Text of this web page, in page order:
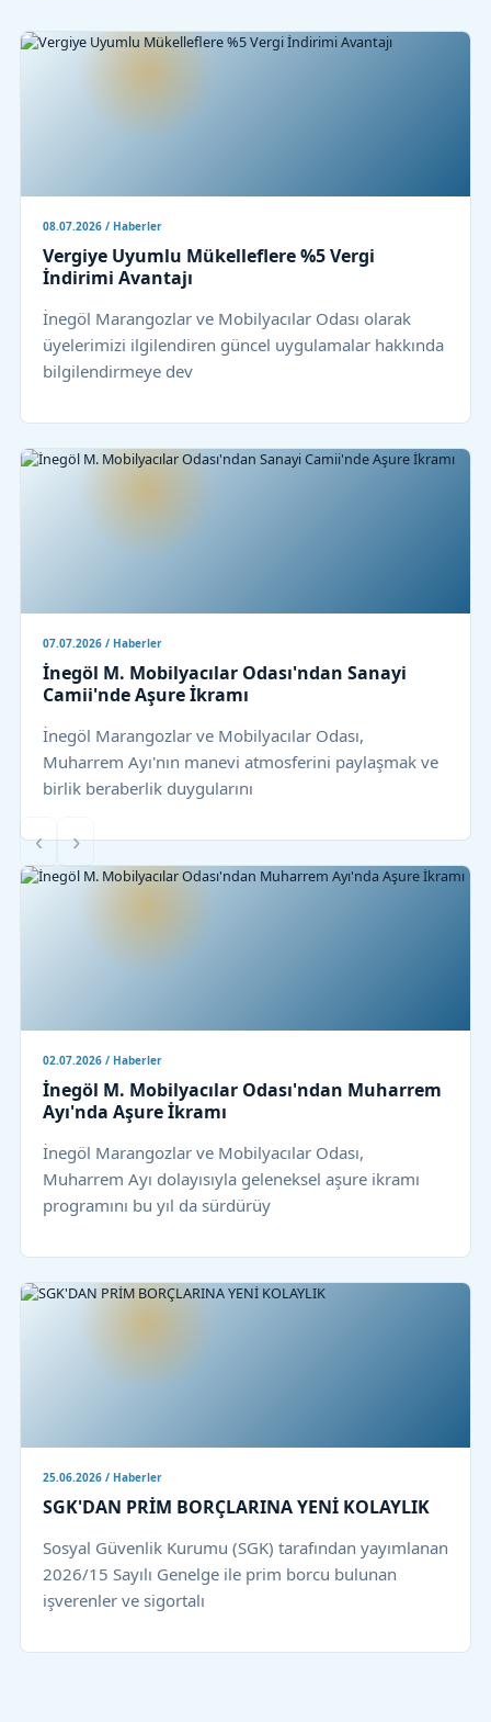
08.07.2026 / Haberler
Vergiye Uyumlu Mükelleflere %5 Vergi
İndirimi Avantajı
İnegöl Marangozlar ve Mobilyacılar Odası olarak
üyelerimizi ilgilendiren güncel uygulamalar hakkında
bilgilendirmeye dev
07.07.2026 / Haberler
İnegöl M. Mobilyacılar Odası'ndan Sanayi
Camii'nde Aşure İkramı
İnegöl Marangozlar ve Mobilyacılar Odası,
Muharrem Ayı'nın manevi atmosferini paylaşmak ve
birlik beraberlik duygularını
02.07.2026 / Haberler
İnegöl M. Mobilyacılar Odası'ndan Muharrem
Ayı'nda Aşure İkramı
İnegöl Marangozlar ve Mobilyacılar Odası,
Muharrem Ayı dolayısıyla geleneksel aşure ikramı
programını bu yıl da sürdürüy
25.06.2026 / Haberler
SGK'DAN PRİM BORÇLARINA YENİ KOLAYLIK
Sosyal Güvenlik Kurumu (SGK) tarafından yayımlanan
2026/15 Sayılı Genelge ile prim borcu bulunan
işverenler ve sigortalı
‹ ›